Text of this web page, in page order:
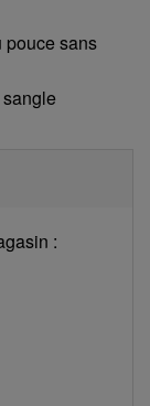
pouce sans
: